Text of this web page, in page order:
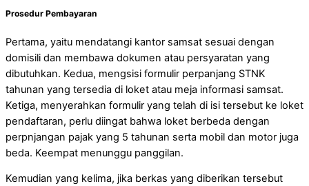
Prosedur Pembayaran
Pertama, yaitu mendatangi kantor samsat sesuai dengan
domisili dan membawa dokumen atau persyaratan yang
dibutuhkan. Kedua, mengsisi formulir perpanjang STNK
tahunan yang tersedia di loket atau meja informasi samsat.
Ketiga, menyerahkan formulir yang telah di isi tersebut ke loket
pendaftaran, perlu diingat bahwa loket berbeda dengan
perpnjangan pajak yang 5 tahunan serta mobil dan motor juga
beda. Keempat menunggu panggilan.
Kemudian yang kelima, jika berkas yang diberikan tersebut